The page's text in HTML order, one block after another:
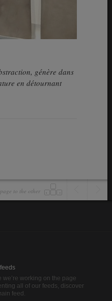
génère dans
en détournant
to the other
we’re working on the page
all of our feeds, discover
feed.